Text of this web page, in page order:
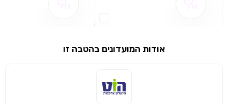
שיתוף
שימו לב!
מימוש הטבה זו ניתן רק לחברי
אודות המועדונים בהטבה זו